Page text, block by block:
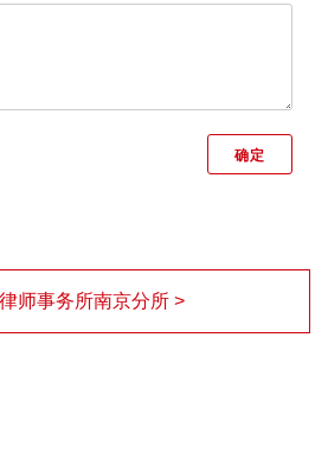
师事务所南京分所 >